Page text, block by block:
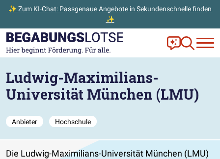
✨ Zum KI-Chat: Passgenaue Angebote in Sekundenschnelle finden
✨
Zum Hauptinhalt der Seite springen
Zur Startseite gehen Frag Ella!
Zur
Ludwig-Maximilians-
Universität München (LMU)
Anbieter Hochschule
Die Ludwig-Maximilians-Universität München (LMU)